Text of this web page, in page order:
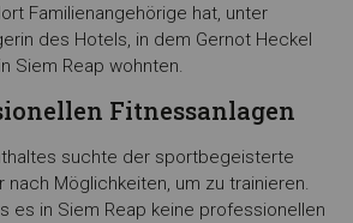
Familienangehörige hat, unter
des Hotels, in dem Gernot Heckel
Siem Reap wohnten.
Fitnessanlagen
suchte der sportbegeisterte
nach Möglichkeiten, um zu trainieren.
es in Siem Reap keine professionellen